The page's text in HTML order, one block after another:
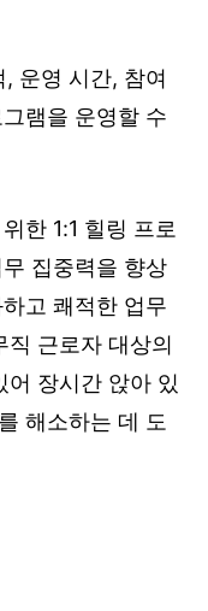
운영 시간, 참여
램을 운영할 수
한 1:1 힐링 프로
집중력을 향상
고 쾌적한 업무
근로자 대상의
어 장시간 앉아 있
해소하는 데 도